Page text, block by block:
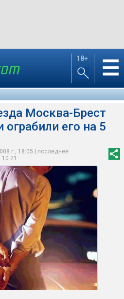
18+ ☰
Москва-Брест
ограбили его на 5
г., 18:05 | последнее